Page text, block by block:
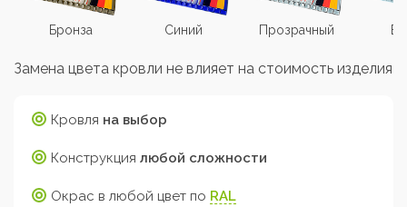
Бронза Синий Прозрачный
Замена цвета кровли не влияет на стоимость изделия
Кровля на выбор
Конструкция любой сложности
Окрас в любой цвет по RAL